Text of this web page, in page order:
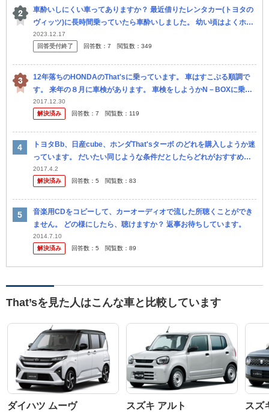
車酔いしにくい車ってありますか？ 最近借りたレンタカー(トヨタの
ヴィッツ)に長時間乗っていたら車酔いしました。 幼い頃はよくホン
ダのThat's に乗って遠出をしていましたが車酔いはありませ...
2023.12.17
回答受付終了
回答数： 7 閲覧数： 349
12年落ちのHONDAのThat'sに乗っています。 車はすこぶる順調で
す。 来年の８月に車検があります。 車検をしようかN－BOXに乗り
換えようか迷っています。 残クレで頭金50万円ぐら...
2017.12.30
解決済み
回答数： 7 閲覧数： 119
トヨタBb、日産cube、ホンダThat'sターボ のどれを購入しようか迷
っています。 だいたい同じような条件だとしたらどれがおすすめで
すか？ 曖昧な質問で申し訳ないですが、回答よろしくお願い...
2017.4.2
解決済み
回答数： 5 閲覧数： 83
音楽用CDをコピーして、カーオーディオで流した所聴くことができ
ません。 どの様にしたら、聴けますか？ 返事お待ちしています。
2014.7.10
解決済み
回答数： 5 閲覧数： 89
That’sを見た人はこんな車と比較しています
ダイハツ ムーヴ スズキ アルト スズ